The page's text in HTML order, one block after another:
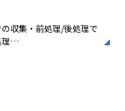
API、Lama • デ
、Docker、Git
• LangChain、LlamaIn
収集・前処理/後処理で
、将来を見据えた改善
方針検討と施策設計